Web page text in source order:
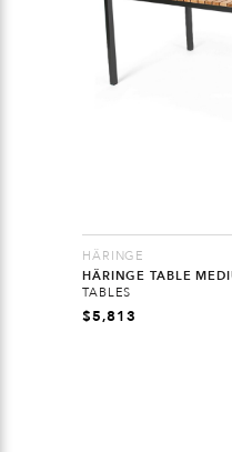
HÄRINGE
HÄRINGE TABLE
TABLES
$5,813